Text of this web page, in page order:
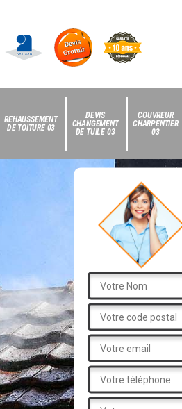
REHAUSSEMENT
DE TOITURE 03
DEVIS
CHANGEMENT
DE TUILE 03
COUVREUR
CHARPENTIER
03